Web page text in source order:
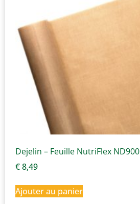
Dejelin – Feuille NutriFlex ND900
€8,49
Ajouter au panier